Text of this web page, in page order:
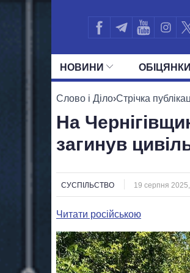
НОВИНИ ОБIЦЯНКИ
УСІ
Слово і Діло›Стрічка
На
загинув
СУСПІЛЬСТВО 19 серпня
Читати російською